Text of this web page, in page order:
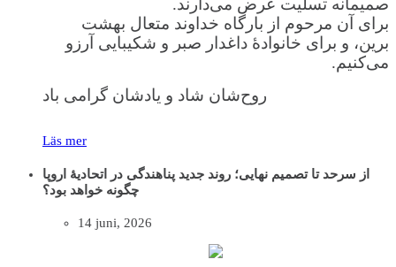
برای آن مرحوم از بارگاه خداوند متعال بهشت
برین، و برای خانوادهٔ داغدار صبر و شکیبایی آرزو
می‌کنیم.
روح‌شان شاد و یادشان گرامی باد
Läs mer
از سرحد تا تصمیم نهایی؛ روند جدید پناهندگی در اتحادیهٔ اروپا
چگونه خواهد بود؟
14 juni, 2026